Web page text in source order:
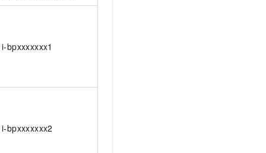
i-bpxxxxxxx1
i-bpxxxxxxx2